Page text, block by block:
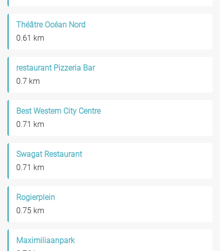
Théâtre Océan Nord
0.61 km
restaurant Pizzeria Bar
0.7 km
Best Western City Centre
0.71 km
Swagat Restaurant
0.71 km
Rogierplein
0.75 km
Maximiliaanpark